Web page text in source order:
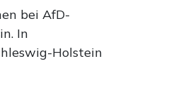
bei AfD-
In
Holstein